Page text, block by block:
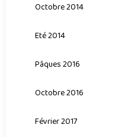
Octobre 2014
Eté 2014
Pâques 2016
Octobre 2016
Février 2017